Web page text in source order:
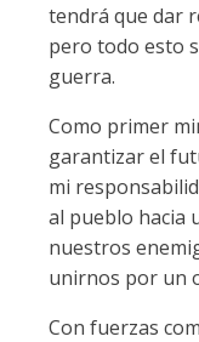
tendrá que dar
pero todo esto
guerra.
Como primer
garantizar el
mi
al pueblo hacia
nuestros
unirnos por un
Con fuerzas